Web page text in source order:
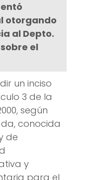
otorgando
al Depto.
el
un inciso
3 de la
según
conocida
de
y
para el